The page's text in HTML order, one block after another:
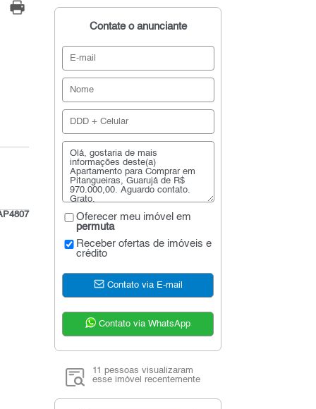
Contate o anunciante
Oferecer meu imóvel em
permuta
Receber ofertas de imóveis e
crédito
Contato via E-mail
Contato via WhatsApp
11 pessoas visualizaram
esse imóvel recentemente